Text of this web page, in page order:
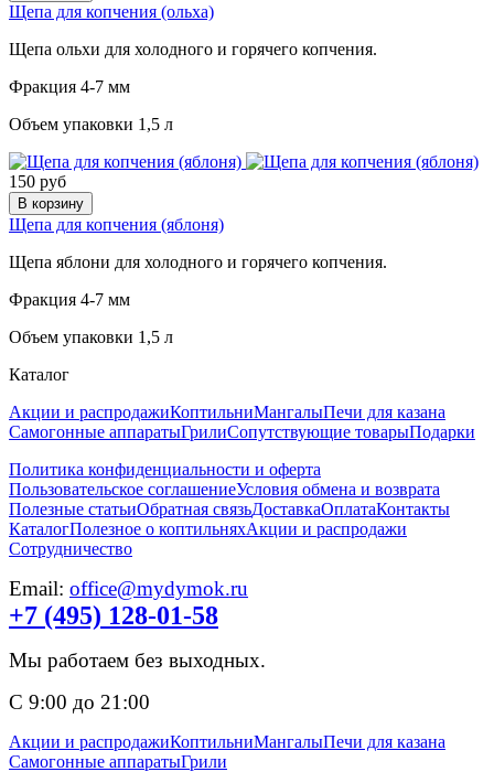
Щепа для копчения (ольха)
Щепа ольхи для холодного и горячего копчения.
Фракция 4-7 мм
Объем упаковки 1,5 л
150 руб
В корзину
Щепа для копчения (яблоня)
Щепа яблони для холодного и горячего копчения.
Фракция 4-7 мм
Объем упаковки 1,5 л
Каталог
Акции и распродажиКоптильниМангалыПечи для казана
Самогонные аппаратыГрилиСопутствующие товарыПодарки
Политика конфиденциальности и оферта
Пользовательское соглашениеУсловия обмена и возврата
Полезные статьиОбратная связьДоставкаОплатаКонтакты
КаталогПолезное о коптильняхАкции и распродажи
Сотрудничество
Email: office@mydymok.ru
+7 (495) 128-01-58
Мы работаем без выходных.
С 9:00 до 21:00
Акции и распродажиКоптильниМангалыПечи для казана
Самогонные аппаратыГрили